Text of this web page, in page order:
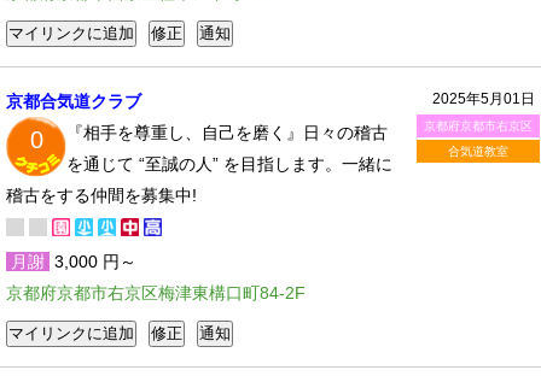
2025年5月01日
京都府京都市右京区
合気道教室
京都合気道クラブ
0
『相手を尊重し、自己を磨く』日々の稽古
を通じて “至誠の人” を目指します。一緒に
稽古をする仲間を募集中!
月謝 3,000 円～
京都府京都市右京区梅津東構口町84-2F